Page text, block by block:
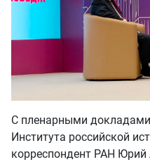
С пленарными
Института российской
корреспондент РАН